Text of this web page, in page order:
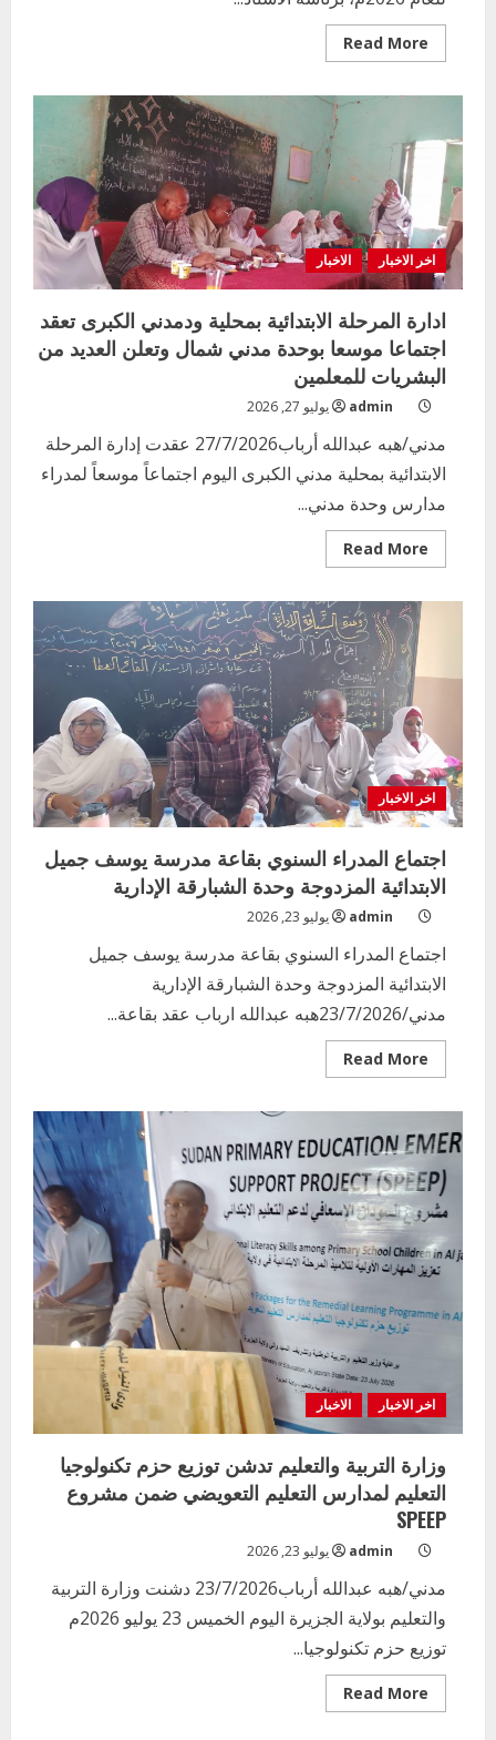
Read More
more
امتحانات
الجزيرة
يعقد
اجتماعه
الثاني
ويناقش
الترتيبات
الفنية
لامتحانات
الشهادة
الابتدائية
والمتوسطة
للعام
اخر الاخبار الاخبار
ادارة المرحلة الابتدائية بمحلية ودمدني الكبرى تعقد
اجتماعا موسعا بوحدة مدني شمال وتعلن العديد من
البشريات للمعلمين
admin يوليو 27, 2026
مدني/هبه عبدالله أرباب27/7/2026 عقدت إدارة المرحلة
الابتدائية بمحلية مدني الكبرى اليوم اجتماعاً موسعاً لمدراء
مدارس وحدة مدني...
Read More
more
المرحلة
الابتدائية
بمحلية
ودمدني
الكبرى
تعقد
اجتماعا
موسعا
بوحدة
مدني
شمال
وتعلن
العديد
من
البشريات
اخر الاخبار
اجتماع المدراء السنوي بقاعة مدرسة يوسف جميل
الابتدائية المزدوجة وحدة الشبارقة الإدارية
admin يوليو 23, 2026
اجتماع المدراء السنوي بقاعة مدرسة يوسف جميل
الابتدائية المزدوجة وحدة الشبارقة الإدارية
مدني/23/7/2026هبه عبدالله ارباب عقد بقاعة...
Read More
more
السنوي
بقاعة
يوسف
جميل
الابتدائية
المزدوجة
وحدة
الشبارقة
الإدارية
اخر الاخبار الاخبار
وزارة التربية والتعليم تدشن توزيع حزم تكنولوجيا
التعليم لمدارس التعليم التعويضي ضمن مشروع
SPEEP
admin يوليو 23, 2026
مدني/هبه عبدالله أرباب23/7/2026 دشنت وزارة التربية
والتعليم بولاية الجزيرة اليوم الخميس 23 يوليو 2026م
توزيع حزم تكنولوجيا...
Read More
more
2
بنسبة15%
أغسطس 3, 2026
اخر الاخبار
وزير التربية والتعليم بالولاية يدشن ورشة
تأهيل معلمي مادة اللغة الإنجليزية بمحلية
ودمدني الكبرى
أغسطس 3, 2026
4
الاخبار
مدير إدارة الجودة و التطوير الإداري
بوزارة التربية تشارك الملتقي التنسيقي
الأول لمديري الجودة بالولايات
يوليو 29, 2026
اخر الاخبار الاخبار
إدارة الأنشطة المدرسية بمحلية مدني
البيئة بالمحلية
يوليو 29, 2026
اخر الاخبار
وزير التربية بالجزيرة يشهد تكريم